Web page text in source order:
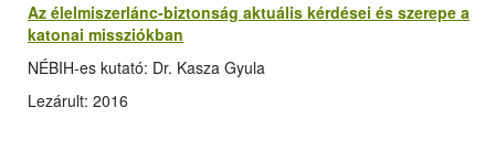
Az élelmiszerlánc-biztonság aktuális kérdései és szerepe a
katonai missziókban
NÉBIH-es kutató: Dr. Kasza Gyula
Lezárult: 2016